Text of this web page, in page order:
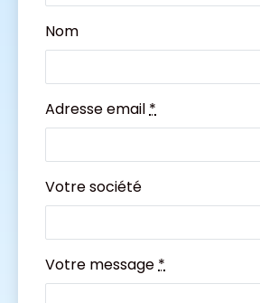
ce
Nom
Adresse email*
Votre société
Votre message*